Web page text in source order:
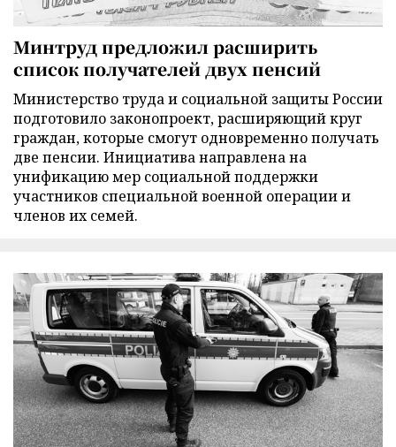
Минтруд предложил расширить
список получателей двух пенсий
Министерство труда и социальной защиты России
подготовило законопроект, расширяющий круг
граждан, которые смогут одновременно получать
две пенсии. Инициатива направлена на
унификацию мер социальной поддержки
участников специальной военной операции и
членов их семей.